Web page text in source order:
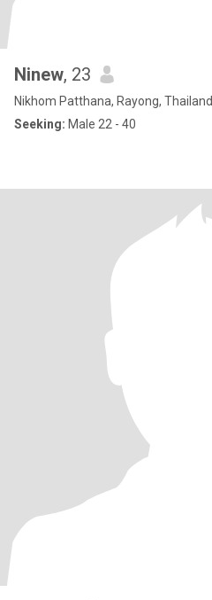
Ninew, 23
Nikhom Patthana, Rayong, Thailand
Seeking: Male 22 - 40